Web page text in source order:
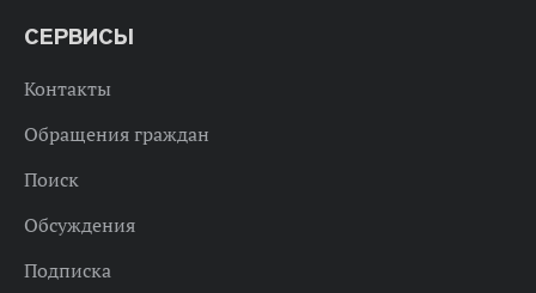
СЕРВИСЫ
Контакты
Обращения граждан
Поиск
Обсуждения
Подписка